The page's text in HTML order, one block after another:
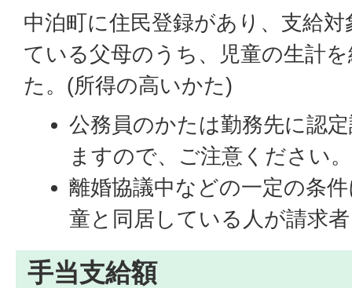
中泊町に住民登録があり、支給
ている父母のうち、児童の生計
た。(所得の高いかた)
公務員のかたは勤務先に認
ますので、ご注意ください。
離婚協議中などの一定の条
童と同居している人が請求
手当支給額